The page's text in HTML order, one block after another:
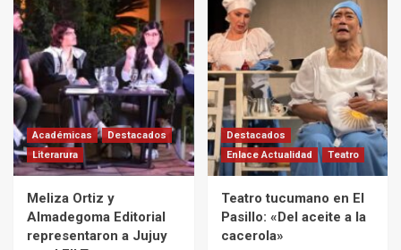
Académicas
Destacados
Literarura
Meliza Ortiz y
Almadegoma Editorial
representaron a Jujuy
Destacados
Enlace Actualidad
Teatro
Teatro tucumano en El
Pasillo: «Del aceite a la
cacerola»